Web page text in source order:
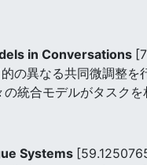
in Conversations
の異なる共同微調整を
統合モデルがタスク
Systems